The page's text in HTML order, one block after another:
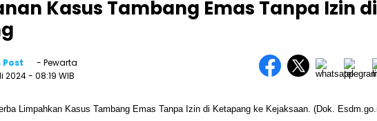
Kasus Tambang Emas Tanpa Izin di
Post
- Pewarta
2024- 08:19 WIB